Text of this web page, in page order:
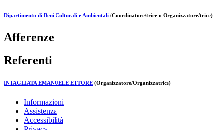
Dipartimento di Beni Culturali e Ambientali (Coordinatore/trice o Organizzatore/trice)
Afferenze
Referenti
INTAGLIATA EMANUELE ETTORE (Organizzatore/Organizzatrice)
Informazioni
Assistenza
Accessibilità